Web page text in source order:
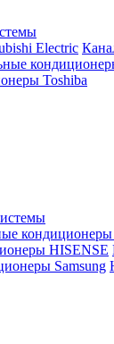
Electric
Toshiba
HISENSE
Samsung